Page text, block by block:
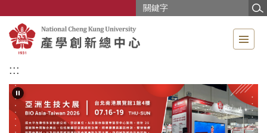
主
要
容
區
:::